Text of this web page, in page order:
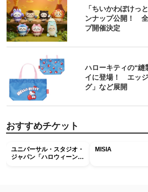
「ちいかわぽけっ
ンナップ公開！
プ開催決定
ハローキティの“縫
イに登場！ エッ
グ」など展開
おすすめチケット
ユニバーサル・スタジオ・
ジャパン「ハロウィーン・
MISIA